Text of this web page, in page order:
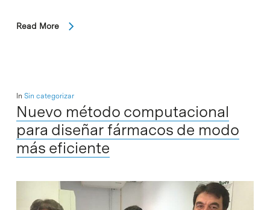
Read More
In Sin categorizar
Nuevo método computacional
para diseñar fármacos de modo
más eficiente